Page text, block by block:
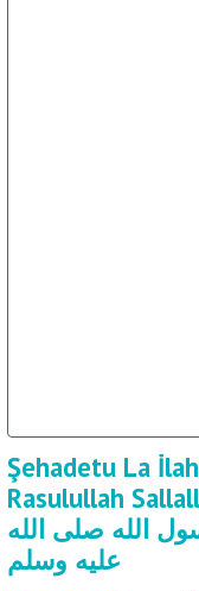
Şehadetu La
Rasulullah
الله صلى الله
عليه وسلم